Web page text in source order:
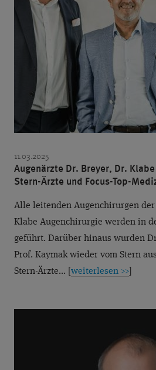
11.03.2025
Augenärzte Dr. Breyer, Dr.
Stern-Ärzte und Focus-Top-
Alle leitenden Augenchirurgen
Klabe Augenchirurgie werden in
geführt. Darüber hinaus wurden
Prof. Kaymak wieder vom Stern
Stern-Ärzte... [ weiterlesen >>